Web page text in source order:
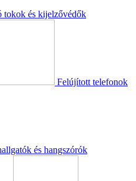
tokok és kijelzővédők
Felújított telefonok
és hangszórók